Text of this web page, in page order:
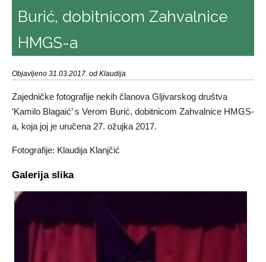
Burić, dobitnicom Zahvalnice
HMGS-a
Objavljeno 31.03.2017. od Klaudija
Zajedničke fotografije nekih članova Gljivarskog društva
‘Kamilo Blagaić’ s Verom Burić, dobitnicom Zahvalnice HMGS-
a, koja joj je uručena 27. ožujka 2017.
Fotografije: Klaudija Klanjčić
Galerija slika